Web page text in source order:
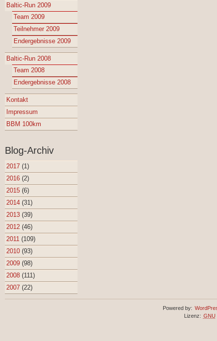
Baltic-Run 2009
Team 2009
Teilnehmer 2009
Endergebnisse 2009
Baltic-Run 2008
Team 2008
Endergebnisse 2008
Kontakt
Impressum
BBM 100km
Blog-Archiv
2017 (1)
2016 (2)
2015 (6)
2014 (31)
2013 (39)
2012 (46)
2011 (109)
2010 (93)
2009 (98)
2008 (111)
2007 (22)
Powered by:
Lizenz: GNU